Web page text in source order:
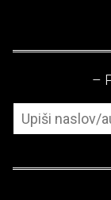
–